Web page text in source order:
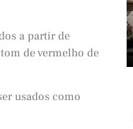
a partir de
de vermelho de
usados como